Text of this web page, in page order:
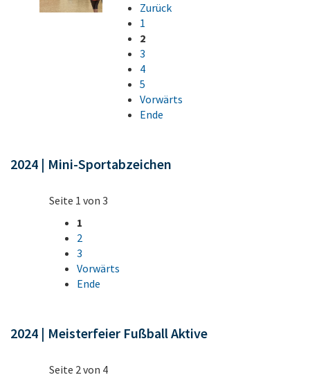
Zurück
1
2
3
4
5
Vorwärts
Ende
2024 | Mini-Sportabzeichen
Seite 1 von 3
1
2
3
Vorwärts
Ende
2024 | Meisterfeier Fußball Aktive
Seite 2 von 4